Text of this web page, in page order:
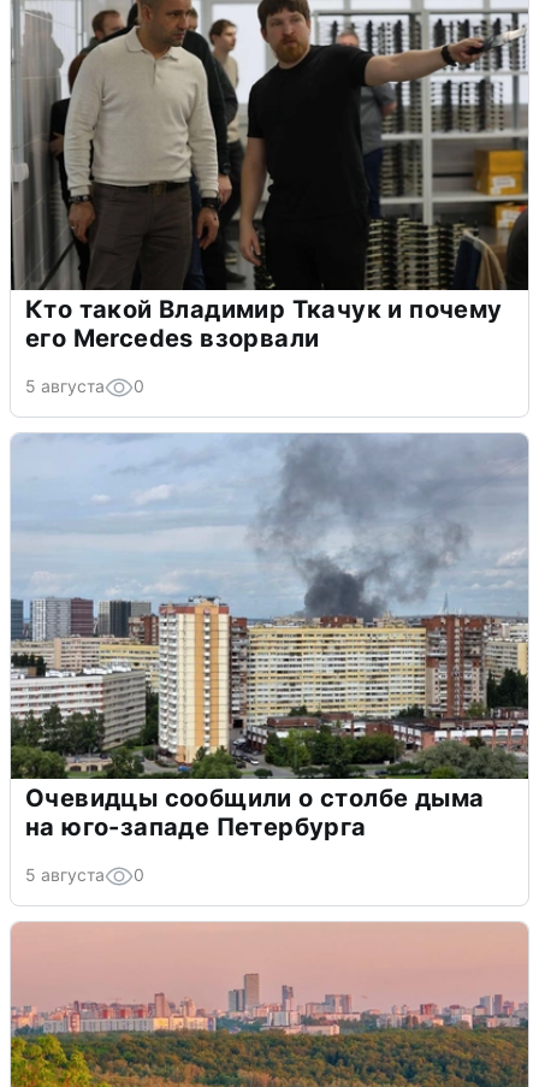
Кто такой Владимир Ткачук и почему
его Mercedes взорвали
5 августа 0
Очевидцы сообщили о столбе дыма
на юго-западе Петербурга
5 августа 0